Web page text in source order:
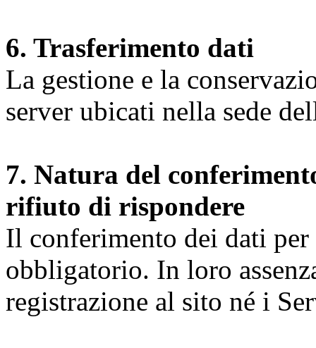
6. Trasferimento dati
La gestione e la
server ubicati nella sede
7. Natura del
rifiuto di rispondere
Il conferimento dei dati
obbligatorio. In loro
registrazione al sito né i